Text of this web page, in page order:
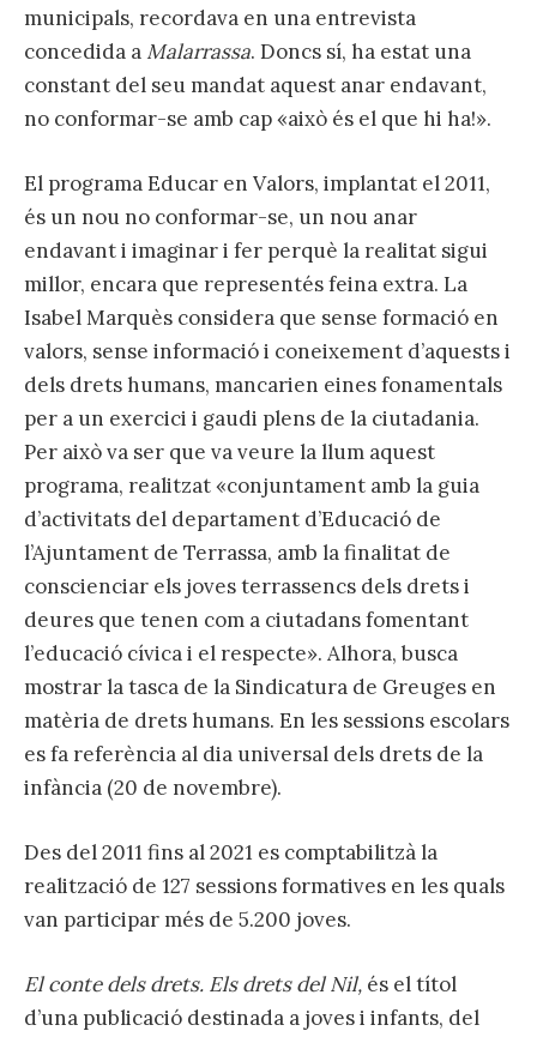
municipals, recordava en una entrevista
concedida a Malarrassa. Doncs sí, ha estat una
constant del seu mandat aquest anar endavant,
no conformar-se amb cap «això és el que hi ha!».
El programa Educar en Valors, implantat el 2011,
és un nou no conformar-se, un nou anar
endavant i imaginar i fer perquè la realitat sigui
millor, encara que representés feina extra. La
Isabel Marquès considera que sense formació en
valors, sense informació i coneixement d’aquests i
dels drets humans, mancarien eines fonamentals
per a un exercici i gaudi plens de la ciutadania.
Per això va ser que va veure la llum aquest
programa, realitzat «conjuntament amb la guia
d’activitats del departament d’Educació de
l’Ajuntament de Terrassa, amb la finalitat de
conscienciar els joves terrassencs dels drets i
deures que tenen com a ciutadans fomentant
l’educació cívica i el respecte». Alhora, busca
mostrar la tasca de la Sindicatura de Greuges en
matèria de drets humans. En les sessions escolars
es fa referència al dia universal dels drets de la
infància (20 de novembre).
Des del 2011 fins al 2021 es comptabilitzà la
realització de 127 sessions formatives en les quals
van participar més de 5.200 joves.
El conte dels drets. Els drets del Nil, és el títol
d’una publicació destinada a joves i infants, del